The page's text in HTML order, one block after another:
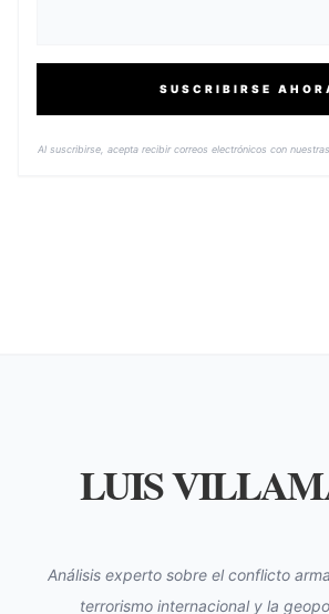
SUSCRIBIRSE
Al suscribirse, acepta recibir correos electrónicos con
LUIS
Análisis experto sobre el conflicto
terrorismo internacional y la